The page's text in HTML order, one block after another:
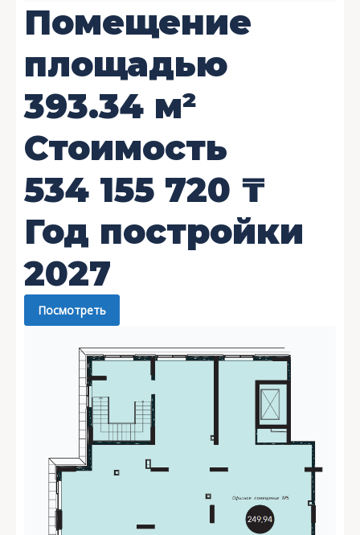
Помещение
площадью
393.34 м²
Стоимость
534 155 720 ₸
Год постройки
2027
Посмотреть